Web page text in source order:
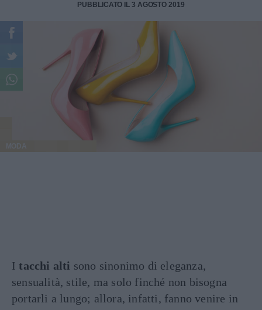
PUBBLICATO IL 3 AGOSTO 2019
MODA
Itacchi alti sono sinonimo di eleganza,
sensualità, stile, ma solo finché non bisogna
portarli a lungo; allora, infatti, fanno venire in